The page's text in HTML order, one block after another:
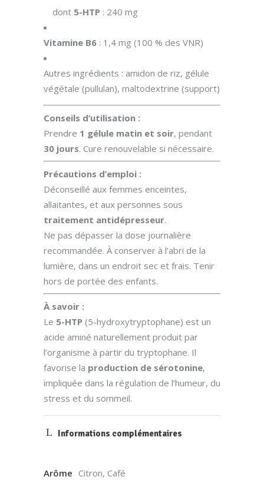
dont 5-HTP : 240 mg
Vitamine B6 : 1,4 mg (100 % des VNR)
Autres ingrédients : amidon de riz, gélule
végétale (pullulan), maltodextrine (support)
Conseils d’utilisation :
Prendre 1 gélule matin et soir, pendant
30 jours. Cure renouvelable si nécessaire.
Précautions d’emploi :
Déconseillé aux femmes enceintes,
allaitantes, et aux personnes sous
traitement antidépresseur.
Ne pas dépasser la dose journalière
recommandée. À conserver à l’abri de la
lumière, dans un endroit sec et frais. Tenir
hors de portée des enfants.
À savoir :
Le 5-HTP (5-hydroxytryptophane) est un
acide aminé naturellement produit par
l’organisme à partir du tryptophane. Il
favorise la production de sérotonine,
impliquée dans la régulation de l’humeur, du
stress et du sommeil.
Informations complémentaires
Arôme Citron, Café